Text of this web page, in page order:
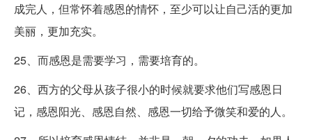
成完人，但常怀着感恩的情怀，至少可以让自己活的更加
美丽，更加充实。
25、而感恩是需要学习，需要培育的。
26、西方的父母从孩子很小的时候就要求他们写感恩日
记，感恩阳光、感恩自然、感恩一切给予微笑和爱的人。